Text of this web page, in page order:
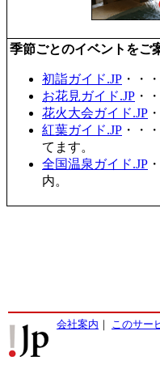
季節ごとのイベントをご
初詣ガイド.JP ・・
お花見ガイド.JP ・
花火大会ガイド.JP
紅葉ガイド.JP ・・
てます。
全国温泉ガイド.JP
内。
会社案内 ｜ このサー